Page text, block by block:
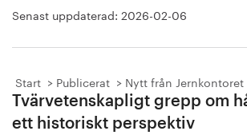
Senast uppdaterad: 2026-02-06
Start Publicerat Nytt från Jernkontoret
Tvärvetenskapligt grepp om
ett historiskt perspektiv